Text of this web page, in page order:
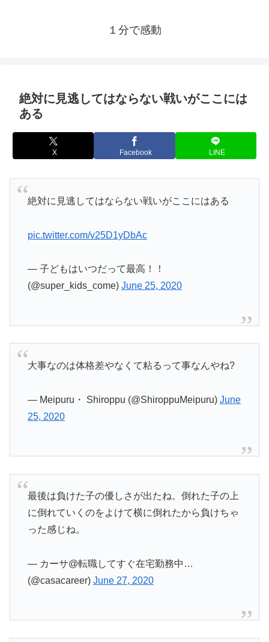
１分で感動
絶対に見逃してはならない戦いがここには
ある
X Facebook LINE
絶対に見逃してはならない戦いがここにはある
pic.twitter.com/v25D1yDbAc
— 子どもはいつだって最高！！
(@super_kids_come) June 25, 2020
大事なのは体格差やなくて粘るって事なんやね?
— Meipuru・ Shiroppu (@ShiroppuMeipuru) June
25, 2020
最後は負けた子の優しさが出たね。倒れた子の上
に倒れていくのをよけて横に倒れたから負けちゃ
った感じね。
— カーサ@転職してすぐ在宅勤務中…
(@casacareer) June 27, 2020